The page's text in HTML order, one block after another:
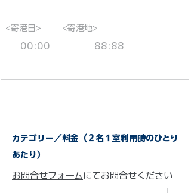
<寄港日>
00:00
<寄港地>
88:88
カテゴリー／料金（２名１室利用時のひとり
あたり）
お問合せフォームにてお問合せください